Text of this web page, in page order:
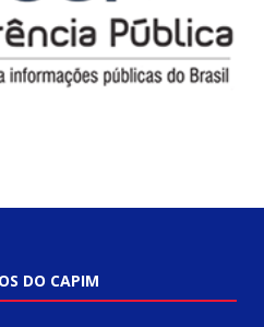
DO CAPIM